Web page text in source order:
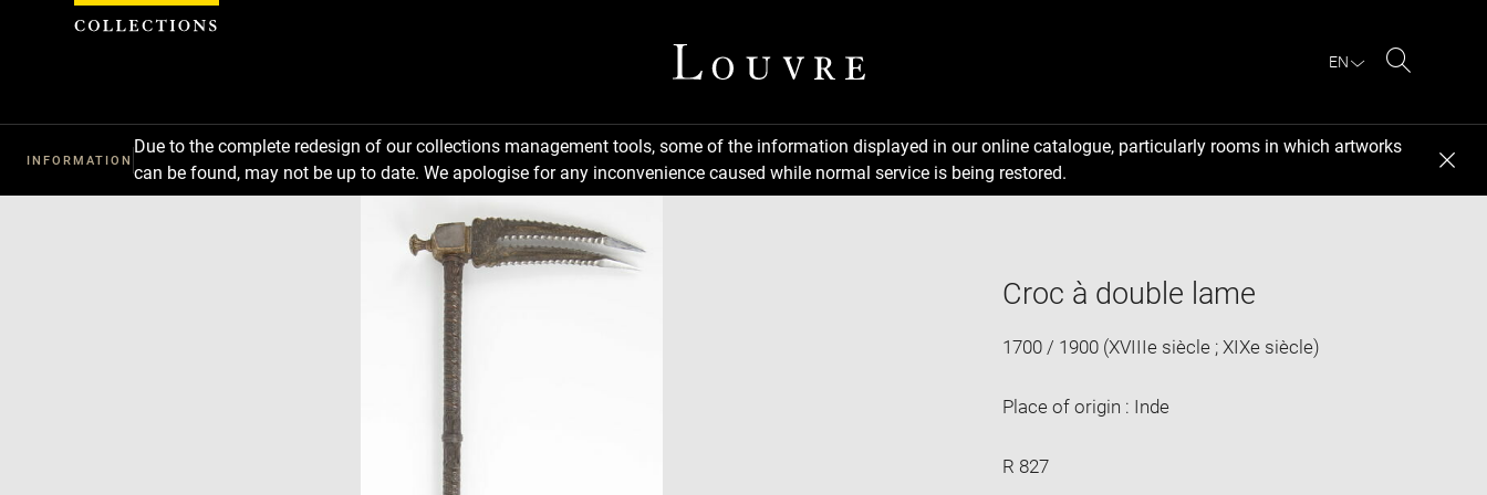
EN
INFORMATION
Due to the complete redesign of our collections management tools, some of the information displayed in our online catalogue, particularly rooms in which artworks
can be found, may not be up to date. We apologise for any inconvenience caused while normal service is being restored.
Croc à double lame
1700 / 1900 (XVIIIe siècle ; XIXe siècle)
Place of origin : Inde
R 827
Cookies management panel